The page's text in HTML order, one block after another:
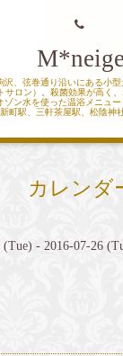
M*neige
沢、弦巻通り沿いにある小
サロン）。殺菌効果が高く
ゾン水を使った温浴メニュ
町駅、三軒茶屋駅、松陰神
カレンダ
(Tue) - 2016-07-26